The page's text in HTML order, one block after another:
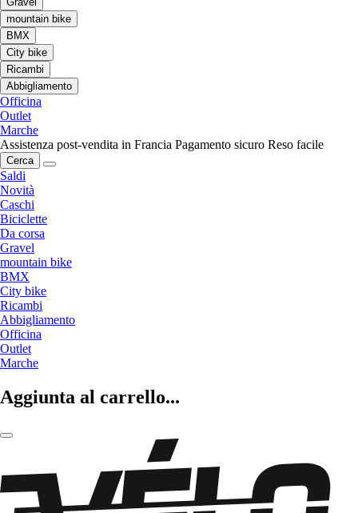
mountain bike
BMX
City bike
Ricambi
Abbigliamento
Officina
Outlet
Marche
Assistenza post-vendita in Francia Pagamento sicuro Reso facile
Cerca
Saldi
Novità
Caschi
Biciclette
Da corsa
Gravel
mountain bike
BMX
City bike
Ricambi
Abbigliamento
Officina
Outlet
Marche
Aggiunta al carrello...